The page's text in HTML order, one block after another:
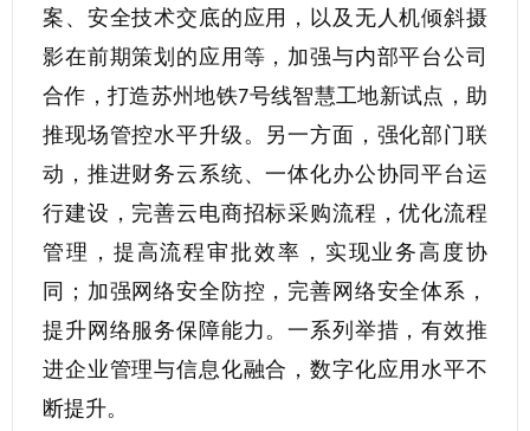
案、安全技术交底的应用，以及无人机倾斜摄
影在前期策划的应用等，加强与内部平台公司
合作，打造苏州地铁7号线智慧工地新试点，助
推现场管控水平升级。另一方面，强化部门联
动，推进财务云系统、一体化办公协同平台运
行建设，完善云电商招标采购流程，优化流程
管理，提高流程审批效率，实现业务高度协
同；加强网络安全防控，完善网络安全体系，
提升网络服务保障能力。一系列举措，有效推
进企业管理与信息化融合，数字化应用水平不
断提升。